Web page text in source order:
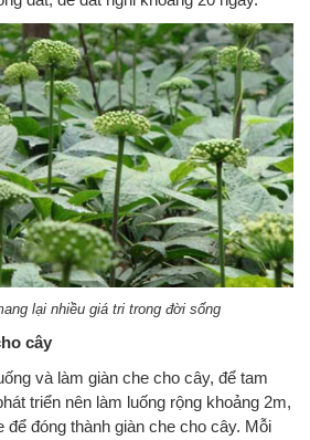
lại nhiều giá tri trong đời sống
cây
và làm giàn che cho cây, để tam
triển nên làm luống rộng khoảng 2m,
đóng thành giàn che cho cây. Mỗi